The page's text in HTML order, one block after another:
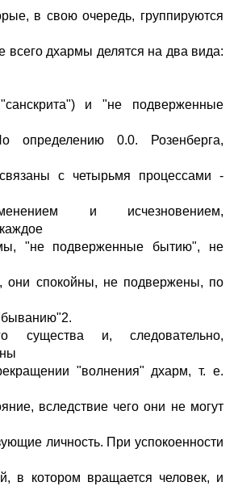
в свою очередь, группируются
всего дхармы делятся на два вида:
и "не подверженные
определению 0.0. Розенберга,
с четырьмя процессами -
и исчезновением,
"не подверженные бытию", не
они спокойны, не подвержены, по
существа и, следовательно,
"волнения" дхарм, т. е.
вследствие чего они не могут
личность. При успокоенности
в котором вращается человек, и